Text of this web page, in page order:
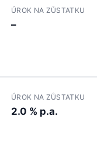
ÚROK NA ZŮSTATKU
–
ÚROK NA ZŮSTATKU
2.0 % p.a.